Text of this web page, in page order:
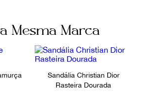
Mesma Marca
Sandália Christian Dior
Rasteira Dourada